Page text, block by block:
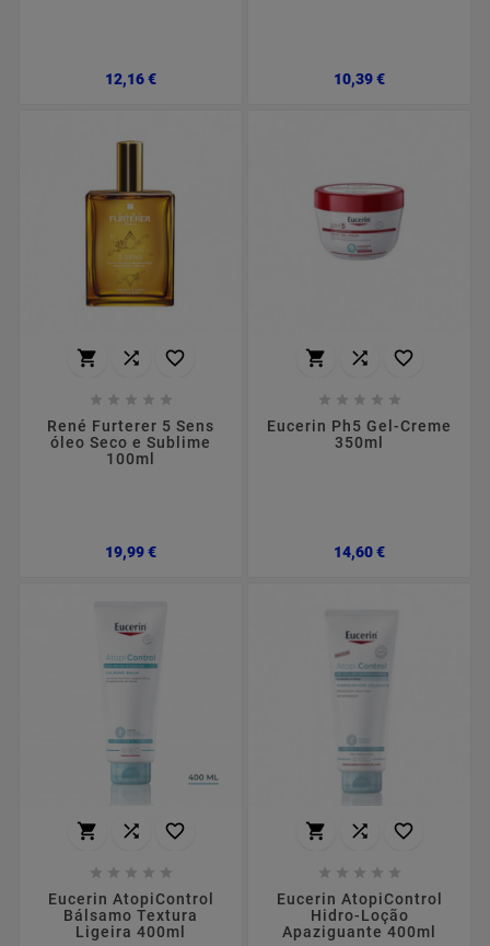
12,16 €Preço 10,39 €Preço
  
    
René Furterer 5 Sens
óleo Seco e Sublime
100ml
19,99 €Preço
  
    
Eucerin Ph5 Gel-Creme
350ml
14,60 €Preço
  
    
Eucerin AtopiControl
Bálsamo Textura
Ligeira 400ml
  
    
Eucerin AtopiControl
Hidro-Loção
Apaziguante 400ml